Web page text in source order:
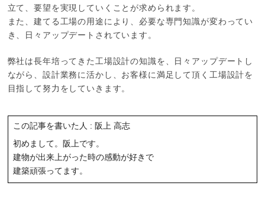
立て、要望を実現していくことが求められます。
また、建てる工場の用途により、必要な専門知識が変わってい
き、日々アップデートされています。
弊社は長年培ってきた工場設計の知識を、日々アップデートし
ながら、設計業務に活かし、お客様に満足して頂く工場設計を
目指して努力をしていきます。
この記事を書いた人 : 阪上 高志
初めまして。阪上です。
建物が出来上がった時の感動が好きで
建築頑張ってます。